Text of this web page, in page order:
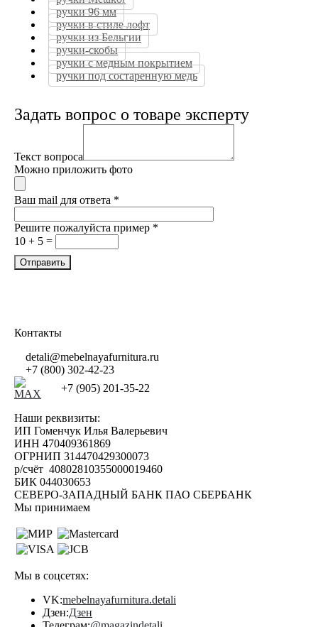
ручки 96 мм
ручки в стиле лофт
ручки из Бельгии
ручки-скобы
ручки с медным покрытием
ручки под состаренную медь
Задать вопрос о товаре эксперту
Текст вопроса
Можно приложить фото
Ваш mail для ответа *
Решите пожалуйста пример *
10 + 5 =
Контакты
detali@mebelnayafurnitura.ru
+7 (800) 302-42-23
+7 (905) 201-35-22
Наши реквизиты:
ИП Гоменчук Илья Валерьевич
ИНН 470409361869
ОГРНИП 314470429300073
р/счёт 40802810355000019460
БИК 044030653
СЕВЕРО-ЗАПАДНЫЙ БАНК ПАО СБЕРБАНК
Мы принимаем
Мы в соцсетях:
VK:mebelnayafurnitura.detali
Дзен:Дзен